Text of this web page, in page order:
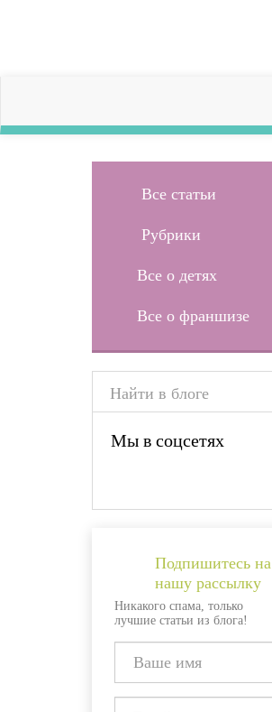
Все статьи
Рубрики
Все о детях
Все о франшизе
Мы в соцсетях
Подпишитесь на
нашу рассылку
Никакого спама, только
лучшие статьи из блога!